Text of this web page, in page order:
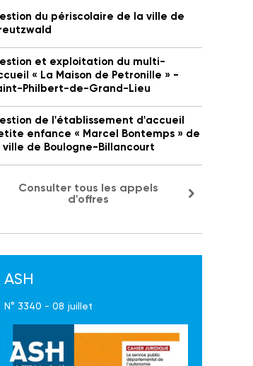
du périscolaire de la ville de
et exploitation du multi-
« La Maison de Petronille » -
Philbert-de-Grand-Lieu
de l'établissement d'accueil
enfance « Marcel Bontemps » de
ville de Boulogne-Billancourt
Consulter tous les appels
d'offres
ASH
N° 3340 - 08 juillet